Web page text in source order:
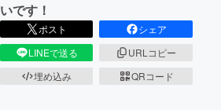
いです！
ポスト
シェア
LINEで送る
URLコピー
埋め込み
QRコード